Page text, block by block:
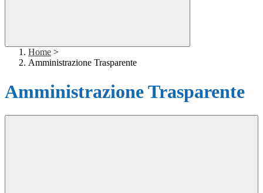
Home >
Amministrazione Trasparente
Amministrazione Trasparente